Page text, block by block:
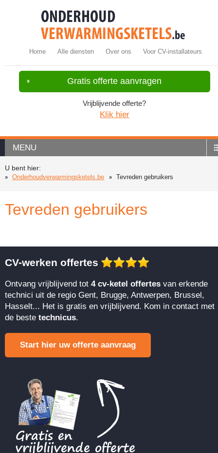
Home Alle diensten Over ons Voor CV-installateurs
Gratis offerte aanvragen
Vrijblijvende offerte?
Klik hier
MENU
U bent hier:
Onderhoudverwarmingsketels.be
Tevreden gebruikers
Tevreden gebruikers
CV-werken offertes
Ontvang vrijblijvend tot 4 cv-ketel offertes van erkende
technici uit de regio Gent, Brugge, Antwerpen, Brussel,
Hasselt... Het is gratis en vrijblijvend. Kom in contact met
de beste technicus.
Start hier uw offerte aanvraag